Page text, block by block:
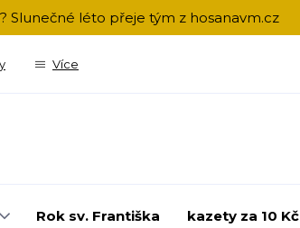
Slunečné léto přeje tým z hosanavm.cz
Více
Rok sv. Františka kazety za 10 Kč